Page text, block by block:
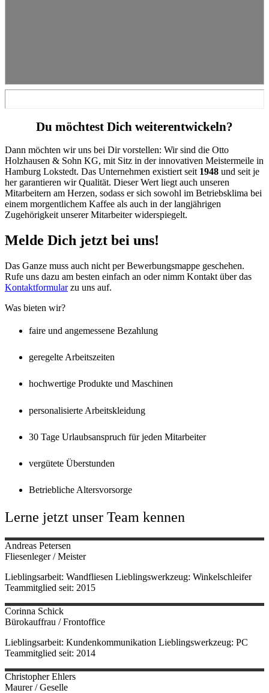
Du möchtest Dich weiterentwickeln?
Dann möchten wir uns bei Dir vorstellen: Wir sind die Otto
Holzhausen & Sohn KG, mit Sitz in der innovativen Meistermeile in
Hamburg Lokstedt. Das Unternehmen existiert seit 1948 und seit je
her garantieren wir Qualität. Dieser Wert liegt auch unseren
Mitarbeitern am Herzen, sodass er sich sowohl im Betriebsklima bei
einem morgentlichem Kaffee als auch in der langjährigen
Zugehörigkeit unserer Mitarbeiter widerspiegelt.
Melde Dich jetzt bei uns!
Das Ganze muss auch nicht per Bewerbungsmappe geschehen.
Rufe uns dazu am besten einfach an oder nimm Kontakt über das
Kontaktformularzu uns auf.
Was bieten wir?
faire und angemessene Bezahlung
geregelte Arbeitszeiten
hochwertige Produkte und Maschinen
personalisierte Arbeitskleidung
30 Tage Urlaubsanspruch für jeden Mitarbeiter
vergütete Überstunden
Betriebliche Altersvorsorge
Lerne jetzt unser Team kennen
Andreas Petersen
Fliesenleger / Meister
Lieblingsarbeit: Wandfliesen Lieblingswerkzeug: Winkelschleifer
Teammitglied seit: 2015
Corinna Schick
Bürokauffrau / Frontoffice
Lieblingsarbeit: Kundenkommunikation Lieblingswerkzeug: PC
Teammitglied seit: 2014
Christopher Ehlers
Maurer / Geselle